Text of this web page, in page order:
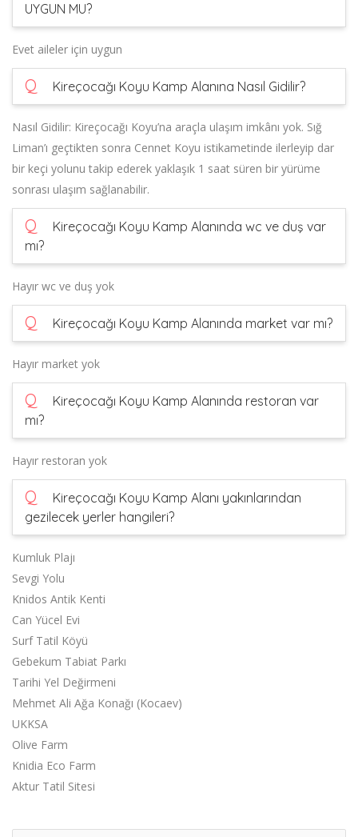
UYGUN MU?
Evet aileler için uygun
Q Kireçocağı Koyu Kamp Alanına Nasıl Gidilir?
Nasıl Gidilir: Kireçocağı Koyu’na araçla ulaşım imkânı yok. Sığ
Liman’ı geçtikten sonra Cennet Koyu istikametinde ilerleyip dar
bir keçi yolunu takip ederek yaklaşık 1 saat süren bir yürüme
sonrası ulaşım sağlanabilir.
Q
Kireçocağı Koyu Kamp Alanında wc ve duş var
mı?
Hayır wc ve duş yok
Q Kireçocağı Koyu Kamp Alanında market var mı?
Hayır market yok
Q
Kireçocağı Koyu Kamp Alanında restoran var
mı?
Hayır restoran yok
Q
Kireçocağı Koyu Kamp Alanı yakınlarından
gezilecek yerler hangileri?
Kumluk Plajı
Sevgi Yolu
Knidos Antik Kenti
Can Yücel Evi
Surf Tatil Köyü
Gebekum Tabiat Parkı
Tarihi Yel Değirmeni
Mehmet Ali Ağa Konağı (Kocaev)
UKKSA
Olive Farm
Knidia Eco Farm
Aktur Tatil Sitesi